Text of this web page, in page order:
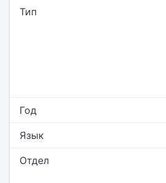
Тип
Год
Язык
Отдел